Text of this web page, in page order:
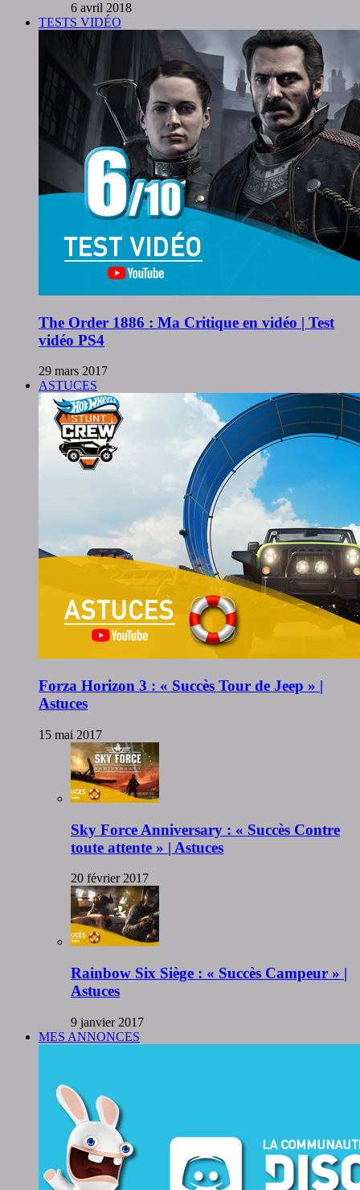
6 avril 2018
TESTS VIDÉO
The Order 1886 : Ma Critique en vidéo | Test
vidéo PS4
29 mars 2017
ASTUCES
Forza Horizon 3 : « Succès Tour de Jeep » |
Astuces
15 mai 2017
Sky Force Anniversary : « Succès Contre
toute attente » | Astuces
20 février 2017
Rainbow Six Siège : « Succès Campeur » |
Astuces
9 janvier 2017
MES ANNONCES